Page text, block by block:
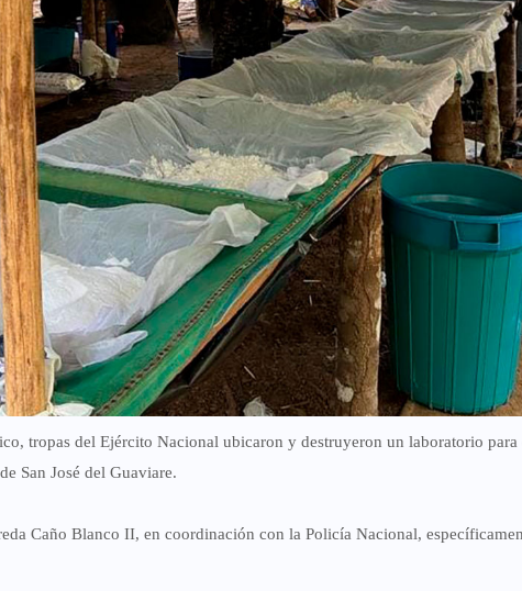
tropas del Ejército Nacional ubicaron y destruyeron un laboratorio para
San José del Guaviare.
Caño Blanco II, en coordinación con la Policía Nacional,